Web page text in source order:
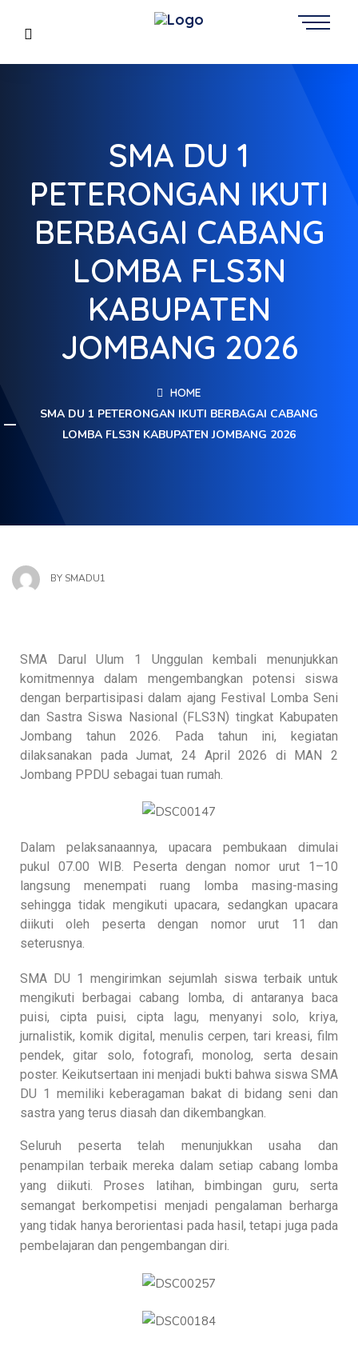
SMA DU 1
PETERONGAN IKUTI
BERBAGAI CABANG
LOMBA FLS3N
KABUPATEN
JOMBANG 2026
HOME
SMA DU 1 PETERONGAN IKUTI BERBAGAI CABANG
LOMBA FLS3N KABUPATEN JOMBANG 2026
BY SMADU1
SMA Darul Ulum 1 Unggulan kembali menunjukkan
komitmennya dalam mengembangkan potensi siswa
dengan berpartisipasi dalam ajang Festival Lomba Seni
dan Sastra Siswa Nasional (FLS3N) tingkat Kabupaten
Jombang tahun 2026. Pada tahun ini, kegiatan
dilaksanakan pada Jumat, 24 April 2026 di MAN 2
Jombang PPDU sebagai tuan rumah.
Dalam pelaksanaannya, upacara pembukaan dimulai
pukul 07.00 WIB. Peserta dengan nomor urut 1–10
langsung menempati ruang lomba masing-masing
sehingga tidak mengikuti upacara, sedangkan upacara
diikuti oleh peserta dengan nomor urut 11 dan
seterusnya.
SMA DU 1 mengirimkan sejumlah siswa terbaik untuk
mengikuti berbagai cabang lomba, di antaranya baca
puisi, cipta puisi, cipta lagu, menyanyi solo, kriya,
jurnalistik, komik digital, menulis cerpen, tari kreasi, film
pendek, gitar solo, fotografi, monolog, serta desain
poster. Keikutsertaan ini menjadi bukti bahwa siswa SMA
DU 1 memiliki keberagaman bakat di bidang seni dan
sastra yang terus diasah dan dikembangkan.
Seluruh peserta telah menunjukkan usaha dan
penampilan terbaik mereka dalam setiap cabang lomba
yang diikuti. Proses latihan, bimbingan guru, serta
semangat berkompetisi menjadi pengalaman berharga
yang tidak hanya berorientasi pada hasil, tetapi juga pada
pembelajaran dan pengembangan diri.